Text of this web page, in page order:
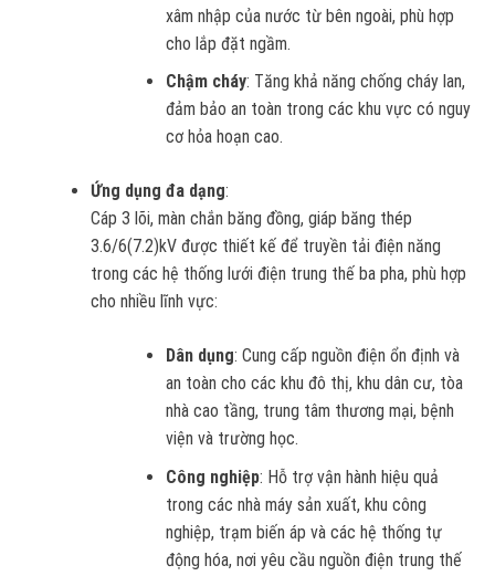
xâm nhập của nước từ bên ngoài, phù hợp
cho lắp đặt ngầm.
Chậm cháy: Tăng khả năng chống cháy lan,
đảm bảo an toàn trong các khu vực có nguy
cơ hỏa hoạn cao.
Ứng dụng đa dạng:
Cáp 3 lõi, màn chắn băng đồng, giáp băng thép
3.6/6(7.2)kV được thiết kế để truyền tải điện năng
trong các hệ thống lưới điện trung thế ba pha, phù hợp
cho nhiều lĩnh vực:
Dân dụng: Cung cấp nguồn điện ổn định và
an toàn cho các khu đô thị, khu dân cư, tòa
nhà cao tầng, trung tâm thương mại, bệnh
viện và trường học.
Công nghiệp: Hỗ trợ vận hành hiệu quả
trong các nhà máy sản xuất, khu công
nghiệp, trạm biến áp và các hệ thống tự
động hóa, nơi yêu cầu nguồn điện trung thế